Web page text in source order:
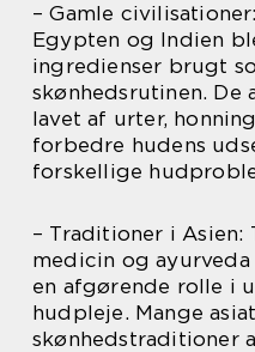
– Gamle
Egypten og Indien
ingredienser brugt
skønhedsrutinen.
lavet af urter,
forbedre hudens
forskellige
– Traditioner i Asien:
medicin og
en afgørende rolle i
hudpleje. Mange
skønhedstraditioner